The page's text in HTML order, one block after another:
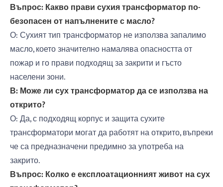
Въпрос: Какво прави сухия трансформатор по-
безопасен от напълнените с масло?
О: Сухият тип трансформатор не използва запалимо
масло, което значително намалява опасността от
пожар и го прави подходящ за закрити и гъсто
населени зони.
В: Може ли сух трансформатор да се използва на
открито?
О: Да, с подходящ корпус и защита сухите
трансформатори могат да работят на открито, въпреки
че са предназначени предимно за употреба на
закрито.
Въпрос: Колко е експлоатационният живот на сух